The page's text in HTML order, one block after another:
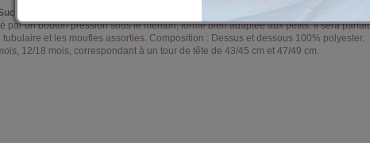
d'Orge modèle Iloé
par un bouton pression sous le menton, forme bien adaptée aux petits. Il sera parfait
et les moufles assorties. Composition : Dessus et dessous 100% polyester.
12/18 mois, correspondant à un tour de tête de 43/45 cm et 47/49 cm.